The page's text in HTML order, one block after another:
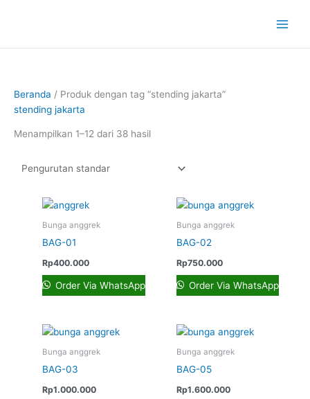
Beranda / Produk dengan tag “stending jakarta”
stending jakarta
Menampilkan 1–12 dari 38 hasil
Bunga anggrek
BAG-01
Rp400.000
Order Via WhatsApp
Bunga anggrek
BAG-02
Rp750.000
Order Via WhatsApp
Bunga anggrek
BAG-03
Rp1.000.000
Bunga anggrek
BAG-05
Rp1.600.000